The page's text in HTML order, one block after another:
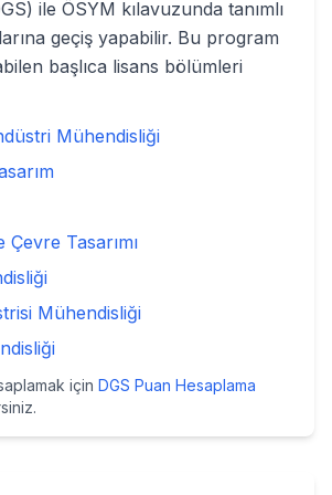
ile ÖSYM kılavuzunda tanımlı
geçiş yapabilir. Bu program
başlıca lisans bölümleri
Mühendisliği
Çevre Tasarımı
Mühendisliği
için DGS Puan Hesaplama